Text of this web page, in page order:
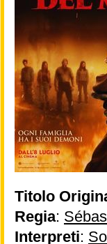
Titolo
Regia:
Interpreti: